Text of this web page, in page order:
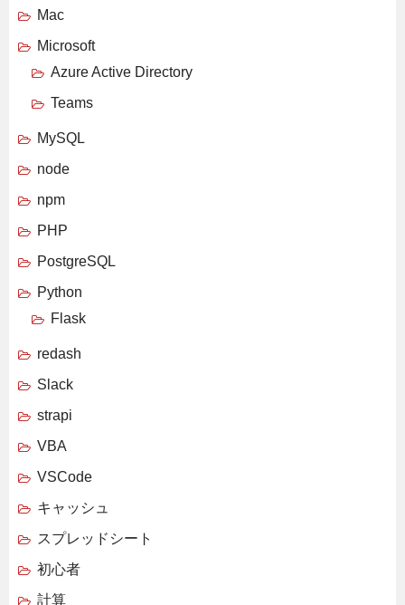
Mac
Microsoft
Azure Active Directory
Teams
MySQL
node
npm
PHP
PostgreSQL
Python
Flask
redash
Slack
strapi
VBA
VSCode
キャッシュ
スプレッドシート
初心者
計算